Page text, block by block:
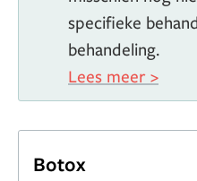
specifieke
behandeling.
Lees meer >
Botox